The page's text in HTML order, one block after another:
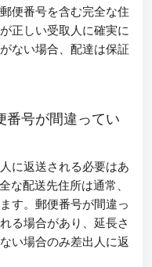
便番号を含む完全な住
正しい受取人に確実に
ない場合、配達は保証
番号が間違ってい
に返送される必要はあ
な配送先住所は通常、
す。郵便番号が間違っ
る場合があり、延長さ
い場合のみ差出人に返